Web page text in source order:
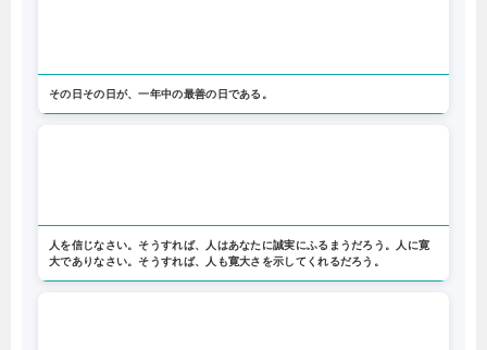
その日その日が、一年中の最善の日である。
人を信じなさい。そうすれば、人はあなたに誠実にふるまうだろう。人に寛
大でありなさい。そうすれば、人も寛大さを示してくれるだろう。